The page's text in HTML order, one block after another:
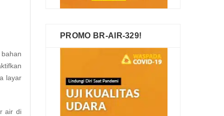
layar
air di
PROMO BR-AIR-329!